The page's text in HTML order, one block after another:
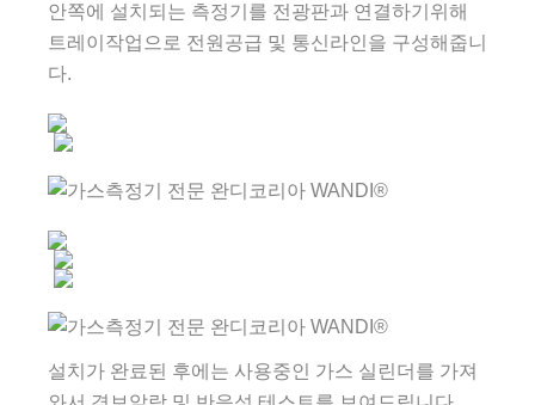
안쪽에 설치되는 측정기를 전광판과 연결하기위해
트레이작업으로 전원공급 및 통신라인을 구성해줍니
다.
설치가 완료된 후에는 사용중인 가스 실린더를 가져